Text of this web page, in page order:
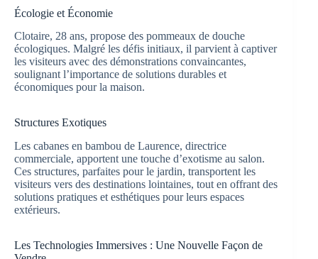
Écologie et Économie
Clotaire, 28 ans, propose des pommeaux de douche
écologiques. Malgré les défis initiaux, il parvient à captiver
les visiteurs avec des démonstrations convaincantes,
soulignant l’importance de solutions durables et
économiques pour la maison.
Structures Exotiques
Les cabanes en bambou de Laurence, directrice
commerciale, apportent une touche d’exotisme au salon.
Ces structures, parfaites pour le jardin, transportent les
visiteurs vers des destinations lointaines, tout en offrant des
solutions pratiques et esthétiques pour leurs espaces
extérieurs.
Les Technologies Immersives : Une Nouvelle Façon de